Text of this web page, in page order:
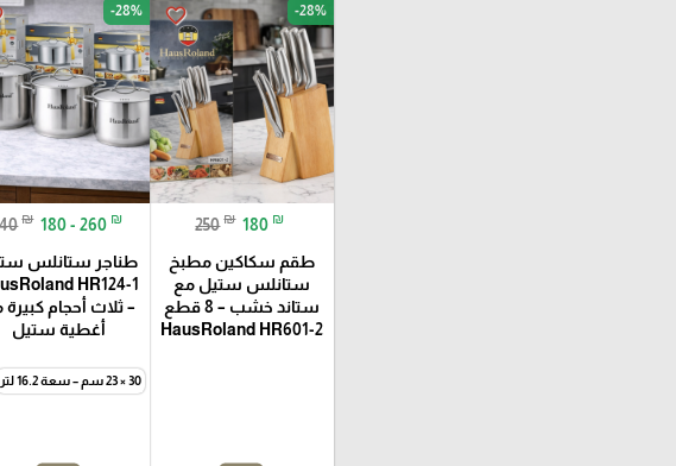
favorite_border -28%
250 ₪ 180 ₪
طقم سكاكين مطبخ
ستانلس ستيل مع
ستاند خشب – 8 قطع
HausRoland HR601-2
-28%
₪ 180 - 260 ₪
طناجر ستانلس
HR124-1
– ثلاث أحجام كبيرة
أغطية ستيل
30 × 23 سم – سعة 16.2 لتر